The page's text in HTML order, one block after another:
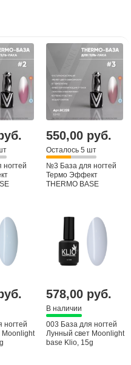
550,00 руб.
Осталось 5 шт
№3 База для ногтей
Термо Эффект
THERMO BASE
ногтей
Moonlight
578,00 руб.
В наличии
003 База для ногтей
Лунный свет Moonlight
base Klio, 15g